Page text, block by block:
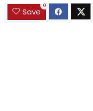
Save
0